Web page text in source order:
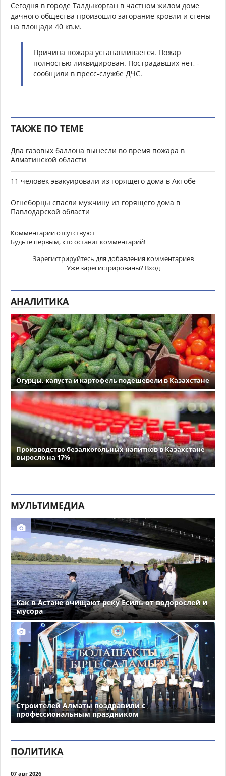
Сегодня в городе Талдыкорган в частном жилом доме
дачного общества произошло загорание кровли и стены
на площади 40 кв.м.
Причина пожара устанавливается. Пожар
полностью ликвидирован. Пострадавших нет, -
сообщили в пресс-службе ДЧС.
ТАКЖЕ ПО ТЕМЕ
Два газовых баллона вынесли во время пожара в
Алматинской области
11 человек эвакуировали из горящего дома в Актобе
Огнеборцы спасли мужчину из горящего дома в
Павлодарской области
Комментарии отсутствуют
Будьте первым, кто оставит комментарий!
Зарегистрируйтесь для добавления комментариев
Уже зарегистрированы? Вход
АНАЛИТИКА
Огурцы, капуста и картофель подешевели в Казахстане
Производство безалкогольных напитков в Казахстане
выросло на 17%
МУЛЬТИМЕДИА
Как в Астане очищают реку Есиль от водорослей и
мусора
Строителей Алматы поздравили с
профессиональным праздником
ПОЛИТИКА
07 авг 2026